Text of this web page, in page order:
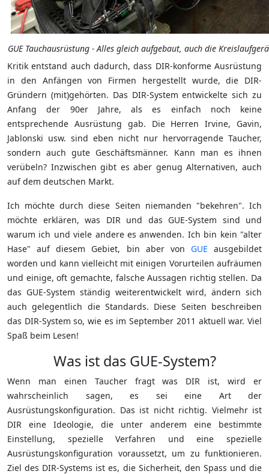
GUE Tauchausrüstung - Alles gleich aufgebaut, auch die
Kritik entstand auch dadurch, dass DIR-konforme Ausrüstung
in den Anfängen von Firmen hergestellt wurde, die DIR-
Gründern (mit)gehörten. Das DIR-System entwickelte sich zu
Anfang der 90er Jahre, als es einfach noch keine
entsprechende Ausrüstung gab. Die Herren Irvine, Gavin,
Jablonski usw. sind eben nicht nur hervorragende Taucher,
sondern auch gute Geschäftsmänner. Kann man es ihnen
verübeln? Inzwischen gibt es aber genug Alternativen, auch
auf dem deutschen Markt.
Ich möchte durch diese Seiten niemanden "bekehren". Ich
möchte erklären, was DIR und das GUE-System sind und
warum ich und viele andere es anwenden. Ich bin kein "alter
Hase" auf diesem Gebiet, bin aber von GUE ausgebildet
worden und kann vielleicht mit einigen Vorurteilen aufräumen
und einige, oft gemachte, falsche Aussagen richtig stellen. Da
das GUE-System ständig weiterentwickelt wird, ändern sich
auch gelegentlich die Standards. Diese Seiten beschreiben
das DIR-System so, wie es im September 2011 aktuell war. Viel
Spaß beim Lesen!
Was ist das GUE-System?
Wenn man einen Taucher fragt was DIR ist, wird er
wahrscheinlich sagen, es sei eine Art der
Ausrüstungskonfiguration. Das ist nicht richtig. Vielmehr ist
DIR eine Ideologie, die unter anderem eine bestimmte
Einstellung, spezielle Verfahren und eine spezielle
Ausrüstungskonfiguration voraussetzt, um zu funktionieren.
Ziel des DIR-Systems ist es, die Sicherheit, den Spass und die